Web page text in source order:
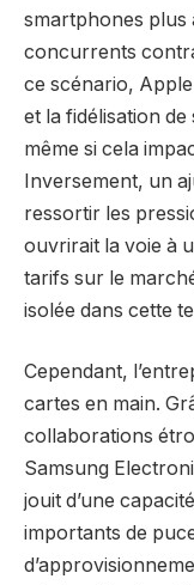
smartphones plus
concurrents
ce scénario,
et la fidélisation
même si cela
Inversement, un
ressortir les
ouvrirait la voie à
tarifs sur le
isolée dans cette
Cependant,
cartes en main.
collaborations
Samsung
jouit d’une
importants de